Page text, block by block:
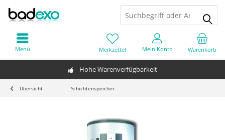
Hohe Warenverfügbarkeit
Warenkorb
Merkzettel Mein Konto
Menü
Übersicht Schichtenspeicher